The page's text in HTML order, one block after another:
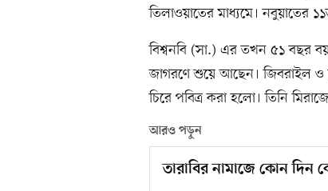
তিলাওয়াতের মাধ্যমে। নবুয়াতের
বিশ্বনবি (সা.) এর তখন ৫১ বছর
জাগরণে শুয়ে আছেন। জিবরাইল
চিরে পবিত্র করা হলো। তিনি
আরও পড়ুন
তারাবির নামাজে কোন দিন